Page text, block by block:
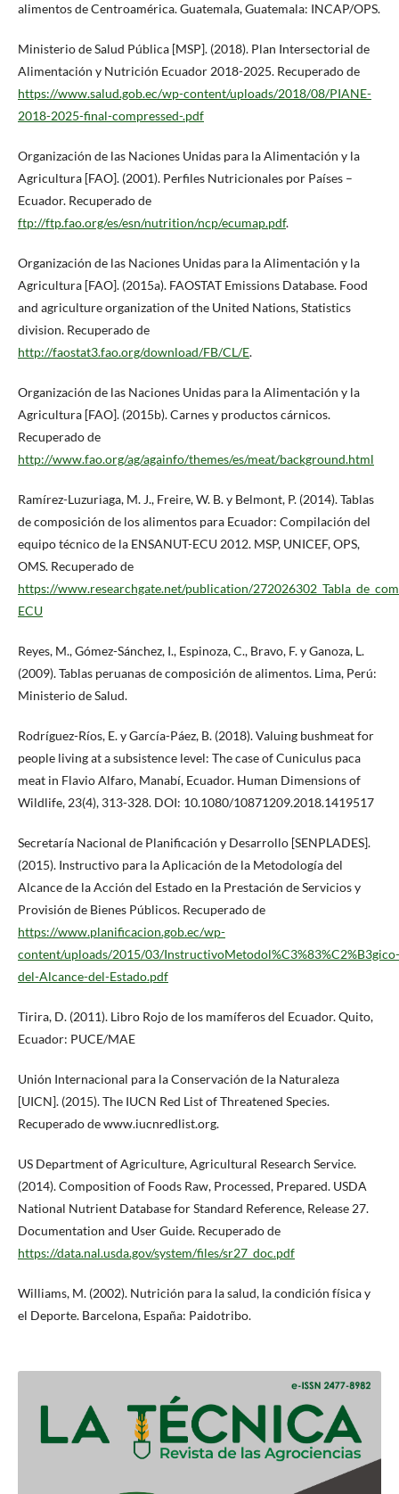
alimentos de Centroamérica. Guatemala, Guatemala: INCAP/OPS.
Ministerio de Salud Pública [MSP]. (2018). Plan Intersectorial de
Alimentación y Nutrición Ecuador 2018-2025. Recuperado de
https://www.salud.gob.ec/wp-content/uploads/2018/08/PIANE-
2018-2025-final-compressed-.pdf
Organización de las Naciones Unidas para la Alimentación y la
Agricultura [FAO]. (2001). Perfiles Nutricionales por Países –
Ecuador. Recuperado de
ftp://ftp.fao.org/es/esn/nutrition/ncp/ecumap.pdf.
Organización de las Naciones Unidas para la Alimentación y la
Agricultura [FAO]. (2015a). FAOSTAT Emissions Database. Food
and agriculture organization of the United Nations, Statistics
division. Recuperado de
http://faostat3.fao.org/download/FB/CL/E.
Organización de las Naciones Unidas para la Alimentación y la
Agricultura [FAO]. (2015b). Carnes y productos cárnicos.
Recuperado de
http://www.fao.org/ag/againfo/themes/es/meat/background.html
Ramírez-Luzuriaga, M. J., Freire, W. B. y Belmont, P. (2014). Tablas
de composición de los alimentos para Ecuador: Compilación del
equipo técnico de la ENSANUT-ECU 2012. MSP, UNICEF, OPS,
OMS. Recuperado de
https://www.researchgate.net/publication/
ECU
Reyes, M., Gómez-Sánchez, I., Espinoza, C., Bravo, F. y Ganoza, L.
(2009). Tablas peruanas de composición de alimentos. Lima, Perú:
Ministerio de Salud.
Rodríguez-Ríos, E. y García-Páez, B. (2018). Valuing bushmeat for
people living at a subsistence level: The case of Cuniculus paca
meat in Flavio Alfaro, Manabí, Ecuador. Human Dimensions of
Wildlife, 23(4), 313-328. DOI: 10.1080/10871209.2018.1419517
Secretaría Nacional de Planificación y Desarrollo [SENPLADES].
(2015). Instructivo para la Aplicación de la Metodología del
Alcance de la Acción del Estado en la Prestación de Servicios y
Provisión de Bienes Públicos. Recuperado de
https://www.planificacion.gob.ec/wp-
content/uploads/2015/03/InstructivoMetodol%C3%83%C2%B3gico-
del-Alcance-del-Estado.pdf
Tirira, D. (2011). Libro Rojo de los mamíferos del Ecuador. Quito,
Ecuador: PUCE/MAE
Unión Internacional para la Conservación de la Naturaleza
[UICN]. (2015). The IUCN Red List of Threatened Species.
Recuperado de www.iucnredlist.org.
US Department of Agriculture, Agricultural Research Service.
(2014). Composition of Foods Raw, Processed, Prepared. USDA
National Nutrient Database for Standard Reference, Release 27.
Documentation and User Guide. Recuperado de
https://data.nal.usda.gov/system/files/sr27_doc.pdf
Williams, M. (2002). Nutrición para la salud, la condición física y
el Deporte. Barcelona, España: Paidotribo.